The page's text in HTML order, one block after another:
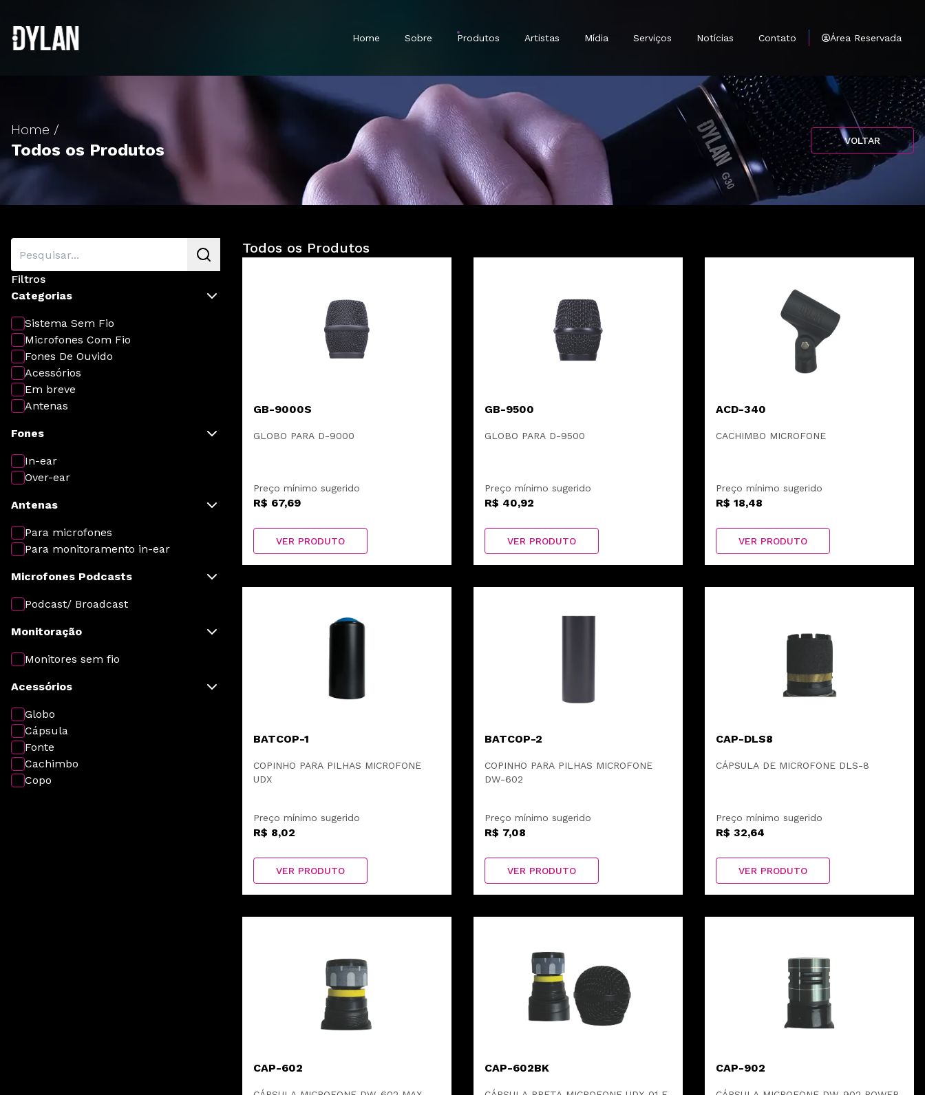
Home Sobre Produtos
Microfones Com Fio Fones De Ouvido Acessórios Em breve
Artistas Mídia Serviços Notícias Contato Área Reservada
Home /
Todos os Produtos VOLTAR
Filtros
Categorias
Sistema Sem Fio
Microfones Com Fio
Fones De Ouvido
Acessórios
Em breve
Antenas
Fones
In-ear
Over-ear
Antenas
Para microfones
Para monitoramento in-ear
Microfones Podcasts
Podcast/ Broadcast
Monitoração
Monitores sem fio
Acessórios
Globo
Cápsula
Fonte
Cachimbo
Copo
Todos os Produtos
GB-9000S
GLOBO PARA D-9000
Preço mínimo sugerido
R$ 67,69
VER PRODUTO
GB-9500
GLOBO PARA D-9500
Preço mínimo sugerido
R$ 40,92
VER PRODUTO
ACD-340
CACHIMBO MICROFONE
Preço mínimo sugerido
R$ 18,48
VER PRODUTO
BATCOP-1
COPINHO PARA PILHAS MICROFONE
UDX
Preço mínimo sugerido
R$ 8,02
VER PRODUTO
BATCOP-2
COPINHO PARA PILHAS MICROFONE
DW-602
Preço mínimo sugerido
R$ 7,08
VER PRODUTO
CAP-DLS8
CÁPSULA DE MICROFONE DLS-8
Preço mínimo sugerido
R$ 32,64
VER PRODUTO
CAP-602 CAP-602BK CAP-902